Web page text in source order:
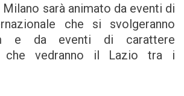
sarà animato da eventi di
che si svolgeranno
e da eventi di carattere
che vedranno il Lazio tra i